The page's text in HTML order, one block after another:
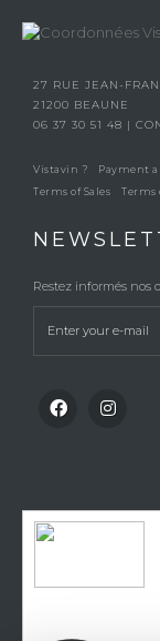
27 RUE JEAN-
21200 BEAUNE
06 37 30 51 48 |
Vistavin ? Payment
Terms of Sales
Terms
Restez informés nos